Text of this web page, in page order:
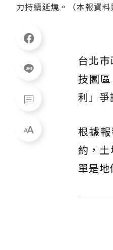
力持續延燒。（本報資料
台北
技園
利」爭
根據
約，
單是